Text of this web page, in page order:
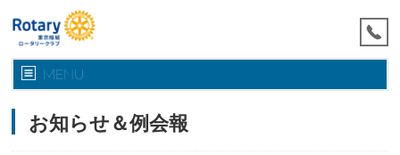
MENU
お知らせ＆例会報